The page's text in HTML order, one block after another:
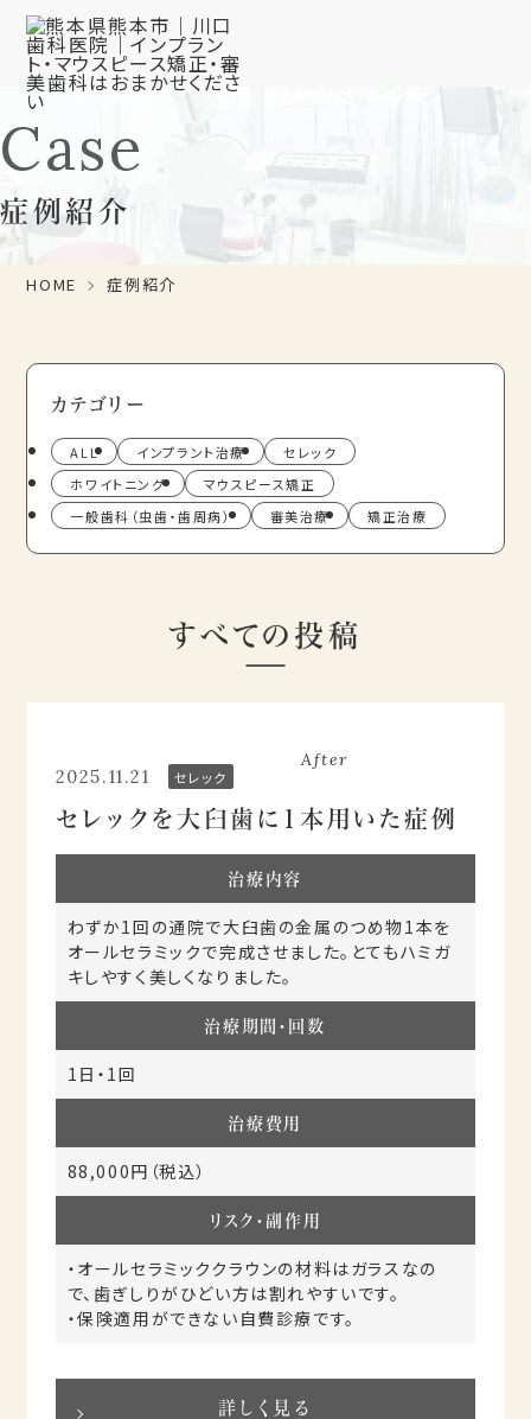
Case
症例紹介
HOME 症例紹介
カテゴリー
ALL インプラント治療
セレック
ホワイトニング
マウスピース矯正
一般歯科（虫歯・歯周病）
審美治療 矯正治療
すべての投稿
After
2025.11.21 セレック
セレックを大臼歯に1本用いた症例
治療内容
わずか1回の通院で大臼歯の金属のつめ物1本を
オールセラミックで完成させました。とてもハミガ
キしやすく美しくなりました。
治療期間・回数
1日・1回
治療費用
88,000円（税込）
リスク・副作用
・オールセラミッククラウンの材料はガラスなの
で、歯ぎしりがひどい方は割れやすいです。
・保険適用ができない自費診療です。
詳しく見る